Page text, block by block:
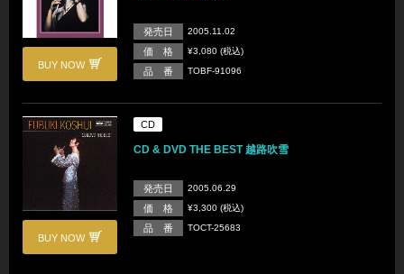
BUY NOW
発売日 2005.11.02
価 格 ¥3,080 (税込)
品 番 TOBF-91096
BUY NOW
CD
CD & DVD THE BEST 越路吹雪
発売日 2005.06.29
価 格 ¥3,300 (税込)
品 番 TOCT-25683